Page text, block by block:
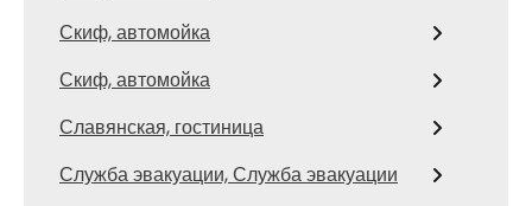
Скиф, автомойка
Скиф, автомойка
Славянская, гостиница
Служба эвакуации, Служба эвакуации